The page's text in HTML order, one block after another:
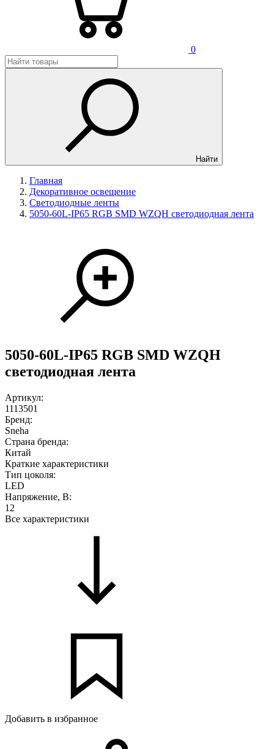
0
Найти
Главная
Декоративное освещение
Светодиодные ленты
5050-60L-IP65 RGB SMD WZQH светодиодная лента
5050-60L-IP65 RGB SMD WZQH
светодиодная лента
Артикул:
1113501
Бренд:
Sneha
Страна бренда:
Китай
Краткие характеристики
Тип цоколя:
LED
Напряжение, В:
12
Все характеристики
Добавить в избранное